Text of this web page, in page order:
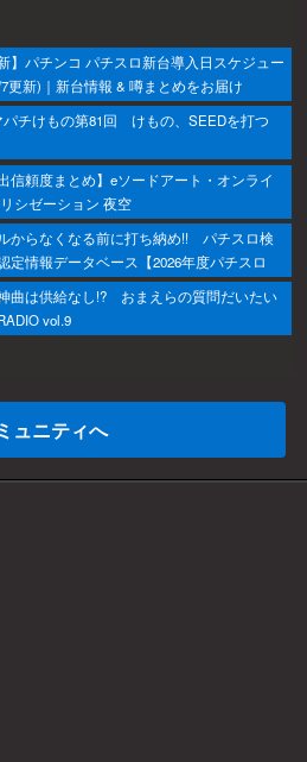
新】パチンコ パチスロ新台導入日スケジュー
更新)｜新台情報 & 噂まとめをお届け
パチけもの第81回 けもの、SEEDを打つ
出信頼度まとめ】eソードアート・オンライ
シゼーション 夜空
からなくなる前に打ち納め!! パチスロ検
定情報データベース【2026年度パチスロ
曲は供給なし!? おまえらの質問だいたい
vol.9
ュニティへ